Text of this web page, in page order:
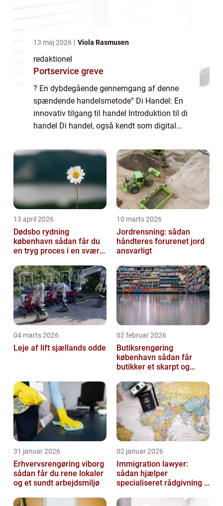
13 maj 2026 Viola Rasmusen
redaktionel
Portservice greve
? En dybdegående gennemgang af denne
spændende handelsmetode” Di Handel: En
innovativ tilgang til handel Introduktion til di
handel Di handel, også kendt som digital
seneste år er blevet stadig mere po...
13 april 2026
Dødsbo rydning
københavn sådan får du
en tryg proces i en svær
10 marts 2026
Jordrensning: sådan
håndteres forurenet jord
ansvarligt
04 marts 2026
Leje af lift sjællands odde
02 februar 2026
Butiksrengøring
københavn sådan får
butikker et skarpt og
31 januar 2026
Erhvervsrengøring viborg
sådan får du rene lokaler
og et sundt arbejdsmiljø
02 januar 2026
Immigration lawyer:
sådan hjælper
specialiseret rådgivning i